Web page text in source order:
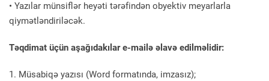
• Yazılar münsiflər heyəti tərəfindən obyektiv meyarlarla
qiymətləndiriləcək.
Təqdimat üçün aşağıdakılar e-mailə əlavə edilməlidir:
1. Müsabiqə yazısı (Word formatında, imzasız);